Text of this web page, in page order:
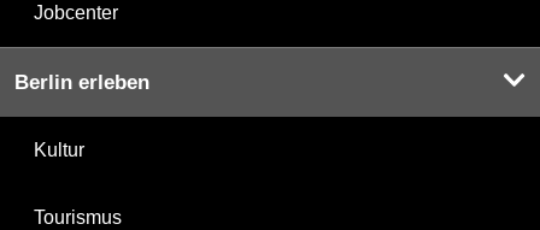
Jobcenter
Berlin erleben
Kultur
Tourismus